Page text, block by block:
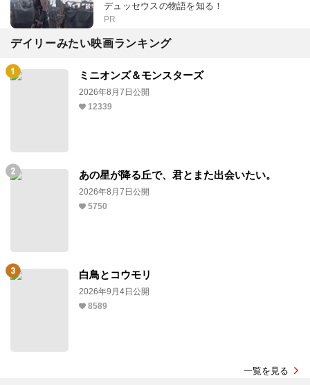
デュッセウスの物語を知る！
PR
デイリーみたい映画ランキング
ミニオンズ＆モンスターズ
2026年8月7日公開
12339
あの星が降る丘で、君とまた出会いたい。
2026年8月7日公開
5750
白鳥とコウモリ
2026年9月4日公開
8589
一覧を見る